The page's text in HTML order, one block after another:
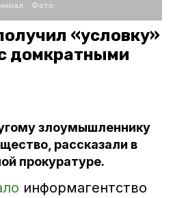
Фото:
«условку»
домкратными
злоумышленнику
рассказали в
прокуратуре.
информагентство